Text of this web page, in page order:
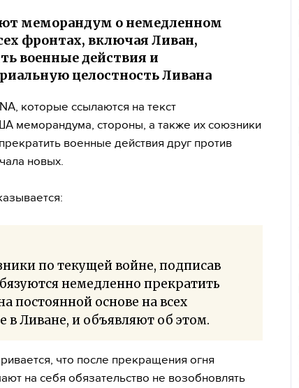
меморандум о немедленном
фронтах, включая Ливан,
военные действия и
целостность Ливана
которые ссылаются на текст
меморандума, стороны, а также их союзники
военные действия друг против
новых.
по текущей войне, подписав
немедленно прекратить
постоянной основе на всех
в Ливане, и объявляют об этом.
что после прекращения огня
на себя обязательство не возобновлять